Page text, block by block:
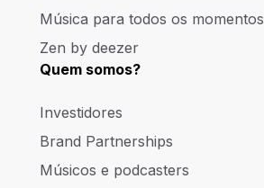
Música para todos os momentos
Zen by deezer
Quem somos?
Investidores
Brand Partnerships
Músicos e podcasters